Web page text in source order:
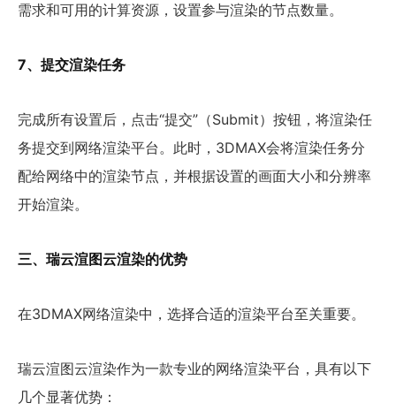
需求和可用的计算资源，设置参与渲染的节点数量。
7、提交渲染任务
完成所有设置后，点击“提交”（Submit）按钮，将渲染任
务提交到网络渲染平台。此时，3DMAX会将渲染任务分
配给网络中的渲染节点，并根据设置的画面大小和分辨率
开始渲染。
三、瑞云渲图云渲染的优势
在3DMAX网络渲染中，选择合适的渲染平台至关重要。
瑞云渲图云渲染作为一款专业的网络渲染平台，具有以下
几个显著优势：